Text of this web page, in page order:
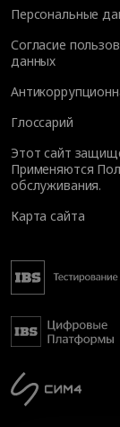
Персональные
Согласие
данных
Глоссарий
Этот сайт
Применяются
обслуживания.
Карта сайта